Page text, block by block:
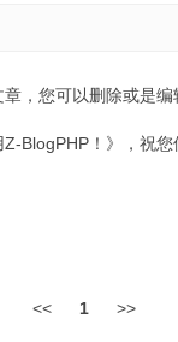
，您可以删除或是编
BlogPHP！》，祝
<< 1 >>